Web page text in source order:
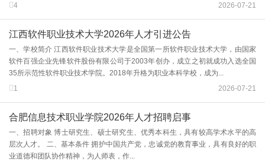
4
2026-07-21
江西软件职业技术大学2026年人才引进公告
一、学校简介 江西软件职业技术大学是全国第一所软件职业技术大学，由国家
软件百强企业先锋软件股份有限公司于2003年创办，成立之初就成功入选全国
35所示范性软件职业技术学院。2018年升格为职业本科学校，成为...
1
2026-07-21
合肥信息技术职业学院2026年人才招聘启事
一、招聘对象 博士研究生、硕士研究生、优秀本科生，具有较高学术水平的高
层次人才。 二、基本条件 拥护中国共产党，忠诚党的教育事业，具有良好的职
业道德和团队协作精神，为人师表，作...